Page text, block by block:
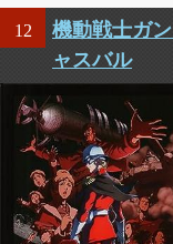
12
機動戦士ガ
ャスバル